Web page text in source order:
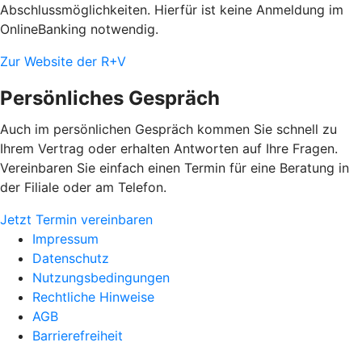
Abschlussmöglichkeiten. Hierfür ist keine Anmeldung im
OnlineBanking notwendig.
Zur Website der R+V
Persönliches Gespräch
Auch im persönlichen Gespräch kommen Sie schnell zu
Ihrem Vertrag oder erhalten Antworten auf Ihre Fragen.
Vereinbaren Sie einfach einen Termin für eine Beratung in
der Filiale oder am Telefon.
Jetzt Termin vereinbaren
Impressum
Datenschutz
Nutzungsbedingungen
Rechtliche Hinweise
AGB
Barrierefreiheit